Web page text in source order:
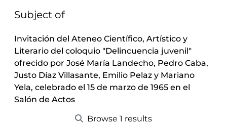
Subject of
Invitación del Ateneo Científico, Artístico y
Literario del coloquio "Delincuencia juvenil"
ofrecido por José María Landecho, Pedro Caba,
Justo Díaz Villasante, Emilio Pelaz y Mariano
Yela, celebrado el 15 de marzo de 1965 en el
Salón de Actos
Browse 1 results